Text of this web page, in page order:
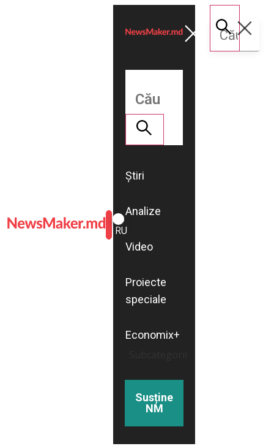
ROMÂNĂ
RU
Știri
Analize
Video
Proiecte
speciale
Economix+
Susține
NM